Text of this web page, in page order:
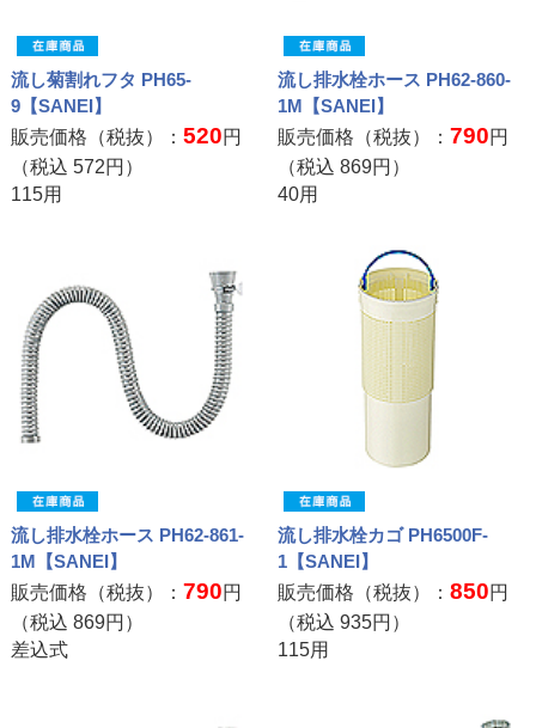
流し菊割れフタ PH65-
9【SANEI】
販売価格（税抜）： 520円
（税込 572円）
115用
流し排水栓ホース PH62-860-
1M【SANEI】
販売価格（税抜）：790円
（税込869円）
40用
流し排水栓ホース PH62-861-
1M【SANEI】
販売価格（税抜）： 790円
（税込 869円）
差込式
流し排水栓カゴ PH6500F-
1【SANEI】
販売価格（税抜）：850円
（税込935円）
115用